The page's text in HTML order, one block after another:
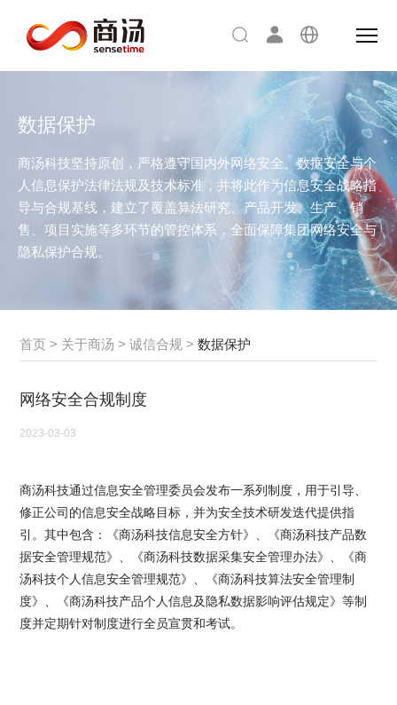
数据保护
商汤科技坚持原创，严格遵守国内外网络安全、数据安全与个
人信息保护法律法规及技术标准，并将此作为信息安全战略指
导与合规基线，建立了覆盖算法研究、产品开发、生产、销
售、项目实施等多环节的管控体系，全面保障集团网络安全与
隐私保护合规。
首页 > 关于商汤 >诚信合规 >数据保护
网络安全合规制度
2023-03-03
商汤科技通过信息安全管理委员会发布一系列制度，用于引导、
修正公司的信息安全战略目标，并为安全技术研发迭代提供指
引。其中包含：《商汤科技信息安全方针》、《商汤科技产品数
据安全管理规范》、《商汤科技数据采集安全管理办法》、《商
汤科技个人信息安全管理规范》、《商汤科技算法安全管理制
度》、《商汤科技产品个人信息及隐私数据影响评估规定》等制
度并定期针对制度进行全员宣贯和考试。